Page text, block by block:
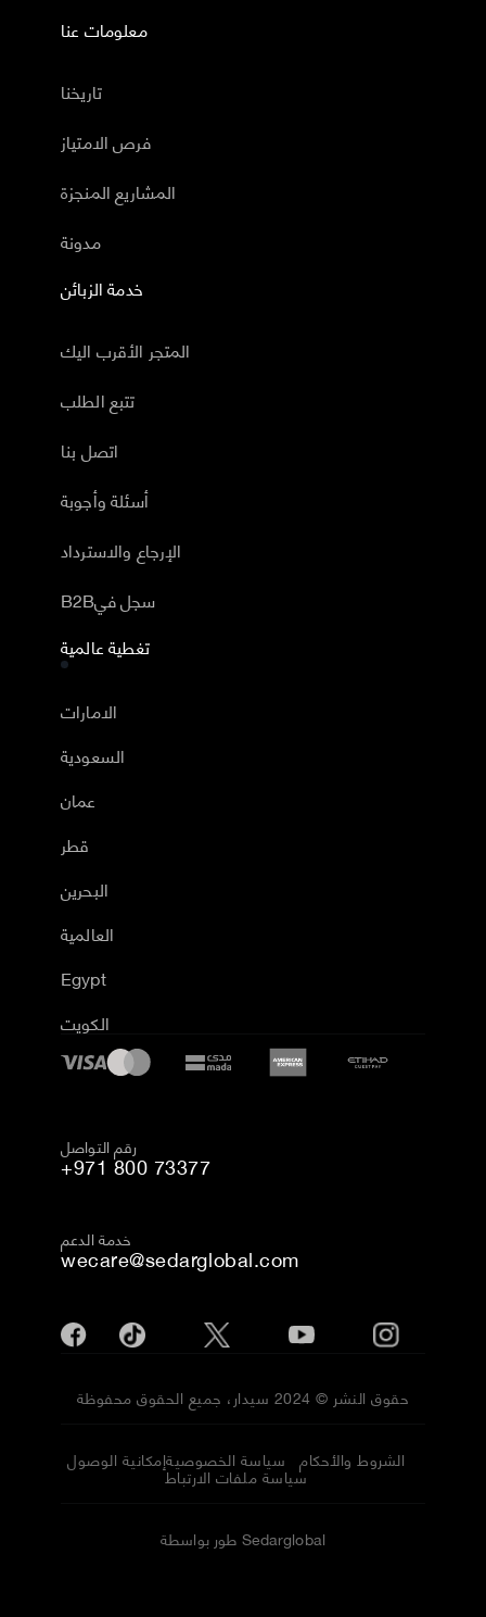
معلومات عنا
تاريخنا
فرص الامتياز
المشاريع المنجزة
مدونة
خدمة الزبائن
المتجر الأقرب اليك
تتبع الطلب
اتصل بنا
أسئلة وأجوبة
الإرجاع والاسترداد
B2Bسجل في
تغطية عالمية
الامارات
السعودية
عمان
قطر
البحرين
العالمية
Egypt
الكويت
رقم التواصل
+971 800 73377
خدمة الدعم
wecare@sedarglobal.com
حقوق النشر © 2024 سيدار، جميع الحقوق محفوظة
إمكانية الوصولسياسة الخصوصية الشروط والأحكام
سياسة ملفات الارتباط
طور بواسطة Sedarglobal